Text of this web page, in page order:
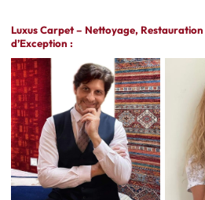
Luxus Carpet – Nettoyage, Restauration
d’Exception :